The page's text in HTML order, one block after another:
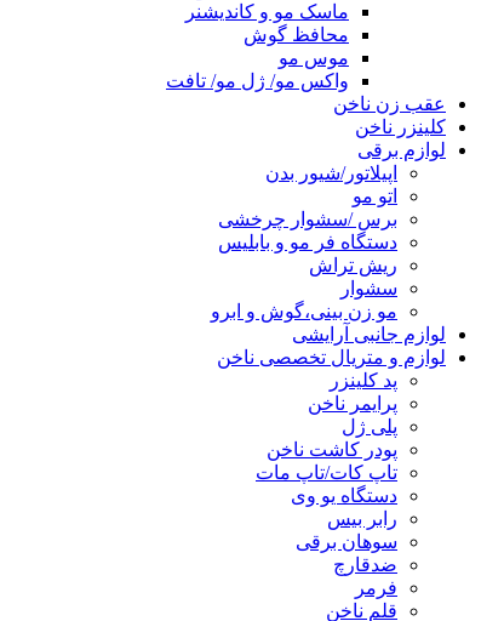
ماسک مو و کاندیشنر
محافظ گوش
موس مو
واکس مو/ ژل مو/ تافت
عقب زن ناخن
کلینزر ناخن
لوازم برقی
اپیلاتور/شیور بدن
اتو مو
برس /سشوار چرخشی
دستگاه فر مو و بابلیس
ریش تراش
سشوار
مو زن بینی،گوش و ابرو
لوازم جانبی آرایشی
لوازم و متریال تخصصی ناخن
پد کلینزر
پرایمر ناخن
پلی ژل
پودر کاشت ناخن
تاپ کات/تاپ مات
دستگاه یو وی
رابر بیس
سوهان برقی
ضدقارچ
فرمر
قلم ناخن